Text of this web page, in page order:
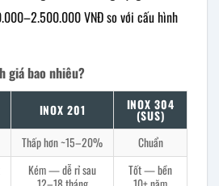
VNĐ so với cấu hình
giá bao nhiêu?
INOX 201 INOX 304
(SUS)
Thấp hơn ~15–20%
Chuẩn
Kém — dễ rỉ sau
Tốt — bền